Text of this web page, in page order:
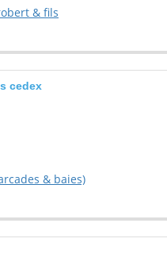
& fils
cedex
& baies)